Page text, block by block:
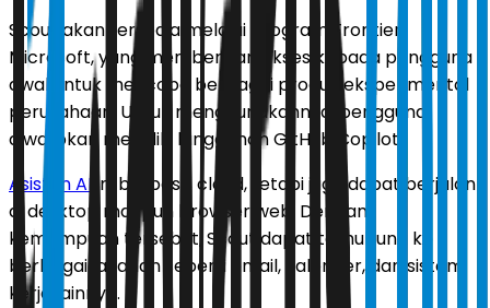
Scout akan tersedia melalui program Frontier
Microsoft, yang memberikan akses kepada pengguna
awal untuk mencoba berbagai produk eksperimental
perusahaan. Untuk menggunakannya, pengguna
diwajibkan memiliki langganan GitHub Copilot.
Asisten AI ini berbasis cloud, tetapi juga dapat berjalan
di desktop maupun browser web. Dengan
kemampuan tersebut, Scout dapat terhubung ke
berbagai layanan seperti email, kalender, dan sistem
kerja lainnya.